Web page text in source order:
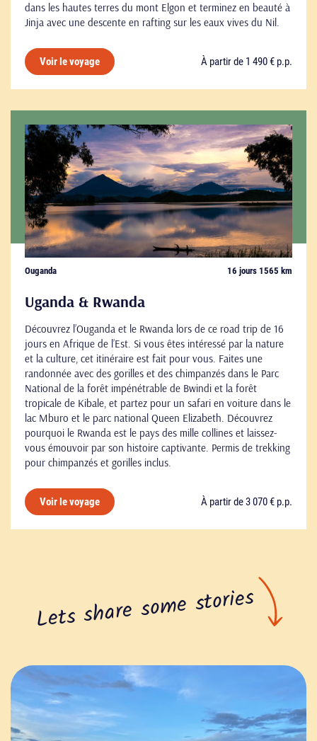
dans les hautes terres du mont Elgon et terminez en beauté à
Jinja avec une descente en rafting sur les eaux vives du Nil.
Voir le voyage À partir de 1 490 € p.p.
Ouganda 16 jours 1565 km
Uganda & Rwanda
Découvrez l’Ouganda et le Rwanda lors de ce road trip de 16
jours en Afrique de l’Est. Si vous êtes intéressé par la nature
et la culture, cet itinéraire est fait pour vous. Faites une
randonnée avec des gorilles et des chimpanzés dans le Parc
National de la forêt impénétrable de Bwindi et la forêt
tropicale de Kibale, et partez pour un safari en voiture dans le
lac Mburo et le parc national Queen Elizabeth. Découvrez
pourquoi le Rwanda est le pays des mille collines et laissez-
vous émouvoir par son histoire captivante. Permis de trekking
pour chimpanzés et gorilles inclus.
Voir le voyage À partir de 3 070 € p.p.
Lets share some stories